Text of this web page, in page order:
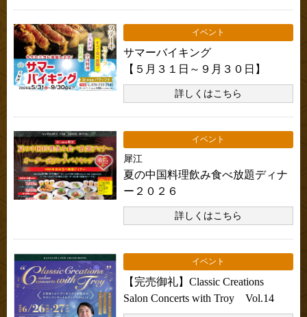
イベント
サマーバイキング
【５月３１日～９月３０日】
詳しくはこちら
イベント
犀江
夏の中国料理飲み食べ放題ディナ
ー２０２６
詳しくはこちら
イベント
【完売御礼】Classic Creations
Salon Concerts with Troy Vol.14